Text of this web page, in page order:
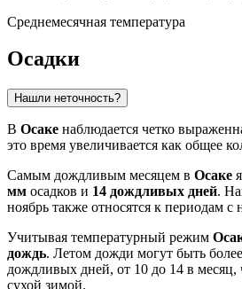
Среднемесячная температура
Осадки
Нашли неточность?
В Осаке наблюдается четко
это время увеличивается как общее
Самым дождливым месяцем в Осаке
мм осадков и 14 дождливых дней.
ноябрь также относятся к периодам
Учитывая температурный режим
дождь. Летом дожди могут быть
дождливых дней, от 10 до 14 в
сухой зимой.